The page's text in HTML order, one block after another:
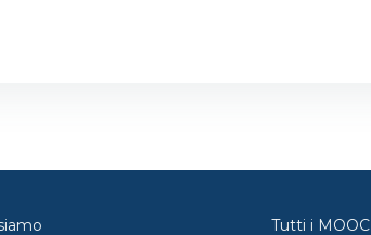
Tutti i MOOC